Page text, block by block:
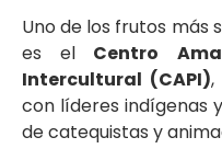
Uno de los frutos más
es el Centro
Intercultural (CAPI),
con líderes indígenas
de catequistas y